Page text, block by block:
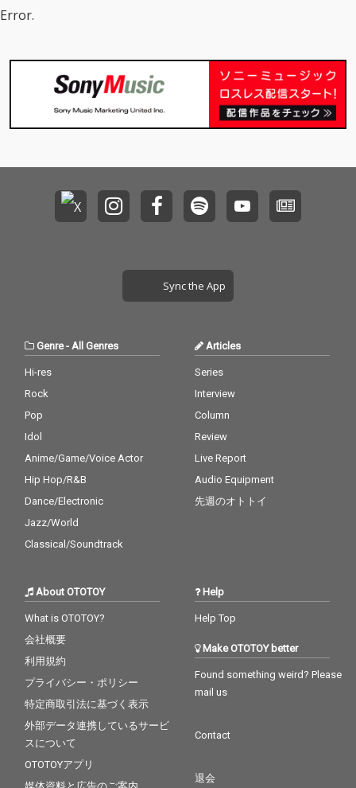
Error.
Sync the App
Genre- All Genres
Hi-res
Rock
Pop
Idol
Anime/Game/Voice Actor
Hip Hop/R&B
Dance/Electronic
Jazz/World
Classical/Soundtrack
Articles
Series
Interview
Column
Review
Live Report
Audio Equipment
先週のオトトイ
About OTOTOY
What is OTOTOY?
会社概要
利用規約
プライバシー・ポリシー
特定商取引法に基づく表示
外部データ連携しているサービ
スについて
OTOTOYアプリ
Help
Help Top
Make OTOTOY better
Found something weird? Please
mail us
Contact
退会